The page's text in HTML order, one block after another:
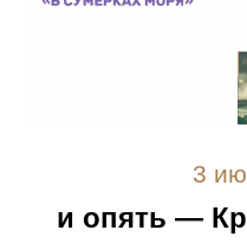
3
и опять —